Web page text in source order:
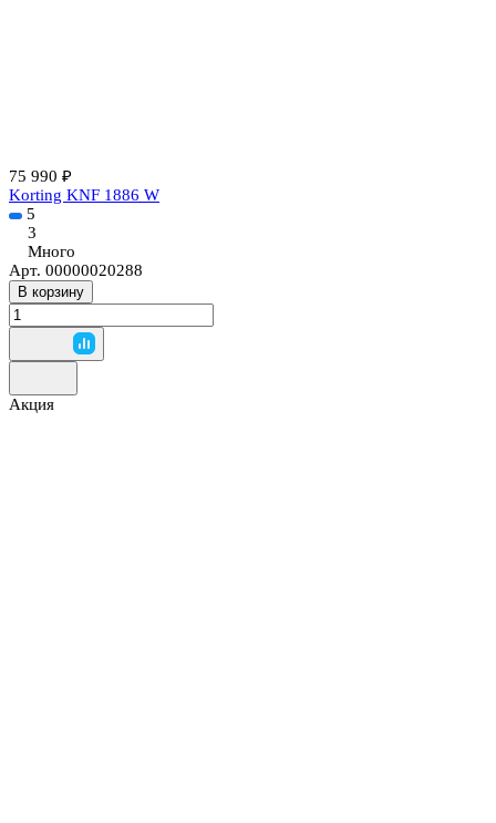
75 990 ₽
Korting KNF 1886 W
5
3
Много
Арт. 00000020288
В корзину
Акция